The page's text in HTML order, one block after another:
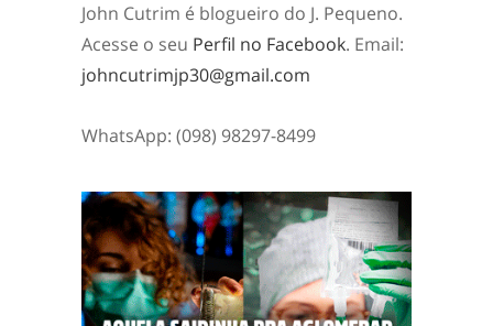
John Cutrim é blogueiro do J. Pequeno.
Acesse o seu Perfil no Facebook. Email:
johncutrimjp30@gmail.com
WhatsApp: (098) 98297-8499